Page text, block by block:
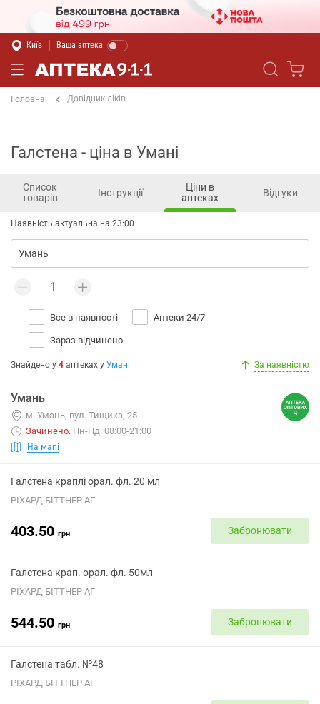
Київ Ваша аптека
Головна Довідник ліків
Галстена - ціна в Умані
Список
товарів
Інструкції
Ціни в
аптеках
Відгуки
Наявність актуальна на 23:00
Все в наявності Аптеки 24/7
Зараз відчинено
Знайдено у 4 аптеках у Умані За наявністю
Умань
м. Умань, вул. Тищика, 25
Зачинено. Пн-Нд: 08:00-21:00
На мапі
Галстена краплі орал. фл. 20 мл
РІХАРД БІТТНЕР АГ
403.50 грн Забронювати
Галстена крап. орал. фл. 50мл
РІХАРД БІТТНЕР АГ
544.50 грн Забронювати
Галстена табл. №48
РІХАРД БІТТНЕР АГ